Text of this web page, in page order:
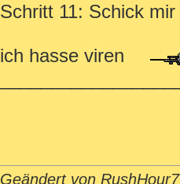
Schritt 11: Schick
ich hasse viren
Geändert von